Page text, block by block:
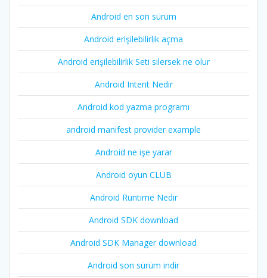
Android en son sürüm
Android erişilebilirlik açma
Android erişilebilirlik Seti silersek ne olur
Android Intent Nedir
Android kod yazma programı
android manifest provider example
Android ne işe yarar
Android oyun CLUB
Android Runtime Nedir
Android SDK download
Android SDK Manager download
Android son sürüm indir